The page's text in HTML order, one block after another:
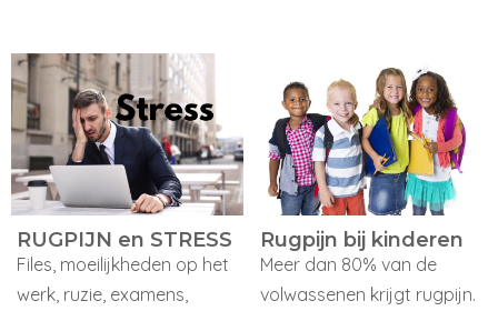
RUGPIJN en STRESS
Files, moeilijkheden op het
werk, ruzie, examens,
Rugpijn bij kinderen
Meer dan 80% van de
volwassenen krijgt rugpijn.